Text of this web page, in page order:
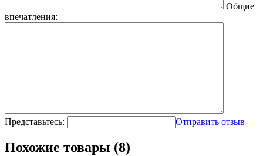
Общие
впечатления:
Представьтесь: Отправить отзыв
Похожие товары (8)